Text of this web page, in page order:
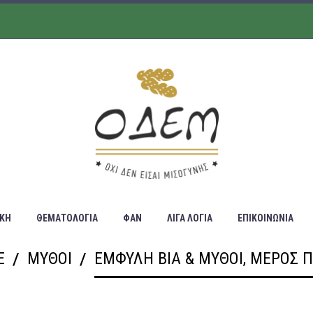
ΘΕΜΑΤΟΛΟΓΙΑ ΦΑΝ ΛΙΓΑ ΛΟΓΙΑ ΕΠΙΚΟΙΝΩΝΙΑ
ΜΥΘΟΙ ΈΜΦΥΛΗ ΒΊΑ & ΜΎΘΟΙ, ΜΈΡΟΣ